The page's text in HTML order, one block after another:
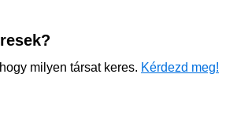
milyen társat keres. Kérdezd meg!